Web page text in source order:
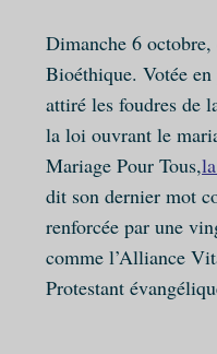
Dimanche 6
Bioéthique. Votée
attiré les foudres de
la loi ouvrant le
Mariage Pour Tous,
dit son dernier mot
renforcée par une
comme l’Alliance
Protestant